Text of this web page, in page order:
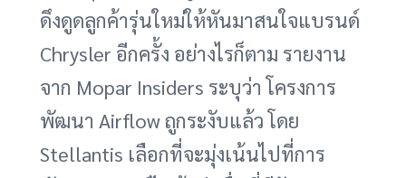
ดึงดูดลูกค้ารุ่นใหม่ให้หันมาสนใจแบรนด์
Chrysler อีกครั้ง อย่างไรก็ตาม รายงาน
จาก Mopar Insiders ระบุว่า โครงการ
พัฒนา Airflow ถูกระงับแล้ว โดย
Stellantis เลือกที่จะมุ่งเน้นไปที่การ